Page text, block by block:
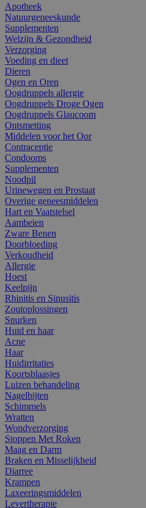
Apotheek
Natuurgeneeskunde
Supplementen
Welzijn & Gezondheid
Verzorging
Voeding en dieet
Dieren
Ogen en Oren
Oogdruppels allergie
Oogdruppels Droge Ogen
Oogdruppels Glaucoom
Ontsmetting
Middelen voor het Oor
Contraceptie
Condooms
Supplementen
Noodpil
Urinewegen en Prostaat
Overige geneesmiddelen
Hart en Vaatstelsel
Aambeien
Zware Benen
Doorbloeding
Verkoudheid
Allergie
Hoest
Keelpijn
Rhinitis en Sinusitis
Zoutoplossingen
Snurken
Huid en haar
Acne
Haar
Huidirritaties
Koortsblaasjes
Luizen behandeling
Nagelbijten
Schimmels
Wratten
Wondverzorging
Stoppen Met Roken
Maag en Darm
Braken en Misselijkheid
Diarree
Krampen
Laxeeringsmiddelen
Levertherapie